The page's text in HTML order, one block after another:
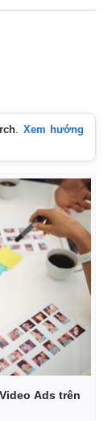
Xem hướng
Ads trên